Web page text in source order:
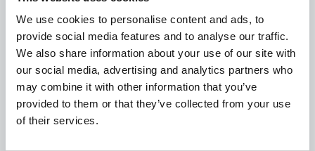
We use cookies to personalise content and ads, to
provide social media features and to analyse our traffic.
We also share information about your use of our site with
our social media, advertising and analytics partners who
may combine it with other information that you’ve
provided to them or that they’ve collected from your use
of their services.
di una nota spese da approvare.
I dipendenti possono: